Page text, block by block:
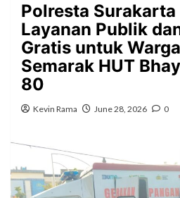
Polresta
Layanan Publik
Gratis untuk
Semarak HUT
80
Kevin Rama June 28, 2026 0